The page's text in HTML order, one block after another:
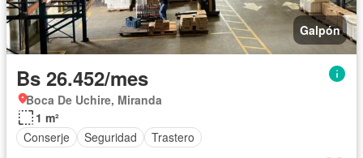
Galpón
Bs 26.452/mes
Boca De Uchire, Miranda
1 m²
Conserje
Seguridad Trastero